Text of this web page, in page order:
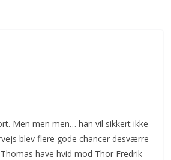
Men men men… han vil sikkert ikke
blev flere gode chancer desværre
have hvid mod Thor Fredrik